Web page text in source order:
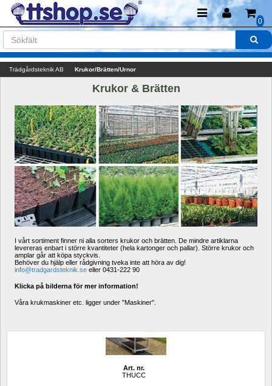
0
Trädgårdsteknik AB Krukor/Brätten/Urnor
Krukor & Brätten
I vårt sortiment finner ni alla sorters krukor och brätten. De mindre artiklarna
levereras enbart i större kvantiteter (hela kartonger och pallar). Större krukor och
amplar går att köpa styckvis.
Behöver du hjälp eller rådgivning tveka inte att höra av dig!
info@tradgardsteknik.se eller 0431-222 90
Klicka på bilderna för mer information!
Våra krukmaskiner etc. ligger under "Maskiner".
Art. nr.
THUCC